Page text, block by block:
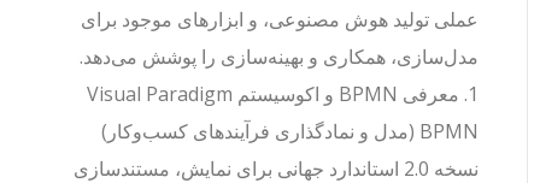
عملی تولید هوش مصنوعی، و ابزارهای موجود برای
مدل‌سازی، همکاری و بهینه‌سازی را پوشش می‌دهد.
1. معرفی BPMN و اکوسیستم Visual Paradigm
BPMN (مدل و نمادگذاری فرآیندهای کسب‌وکار)
نسخه 2.0 استاندارد جهانی برای نمایش، مستندسازی